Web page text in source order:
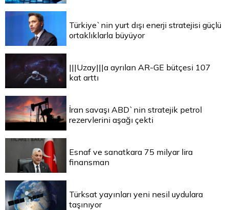
Türkiye`nin yurt dışı enerji stratejisi güçlü
ortaklıklarla büyüyor
|||Uzay|||a ayrılan AR-GE bütçesi 107
kat arttı
İran savaşı ABD`nin stratejik petrol
rezervlerini aşağı çekti
Esnaf ve sanatkara 75 milyar lira
finansman
Türksat yayınları yeni nesil uydulara
taşınıyor